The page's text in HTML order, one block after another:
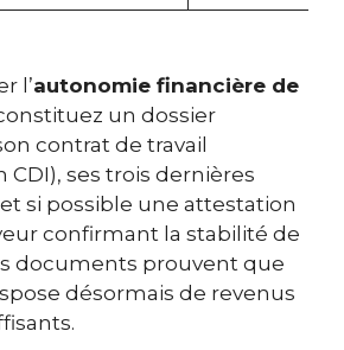
l’autonomie financière de
un dossier
contrat de travail
ses trois dernières
si possible une attestation
confirmant la stabilité de
documents prouvent que
désormais de revenus